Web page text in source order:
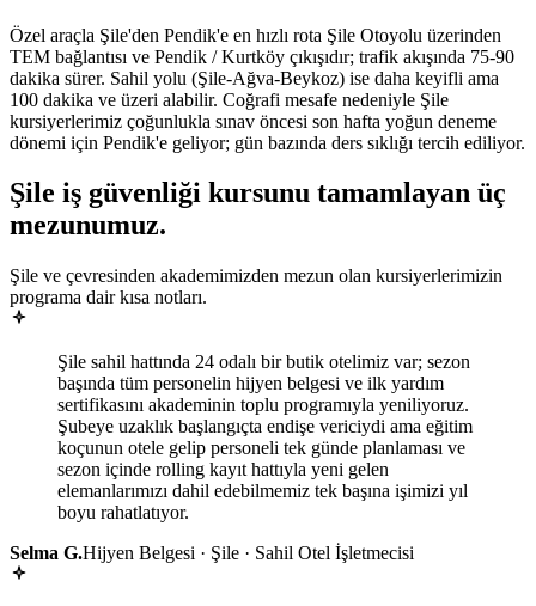
Özel araçla Şile'den Pendik'e en hızlı rota Şile Otoyolu üzerinden
TEM bağlantısı ve Pendik / Kurtköy çıkışıdır; trafik akışında 75-90
dakika sürer. Sahil yolu (Şile-Ağva-Beykoz) ise daha keyifli ama
100 dakika ve üzeri alabilir. Coğrafi mesafe nedeniyle Şile
kursiyerlerimiz çoğunlukla sınav öncesi son hafta yoğun deneme
dönemi için Pendik'e geliyor; gün bazında ders sıklığı tercih ediliyor.
Şile iş güvenliği kursunu tamamlayan üç
mezunumuz.
Şile ve çevresinden akademimizden mezun olan kursiyerlerimizin
programa dair kısa notları.
Şile sahil hattında 24 odalı bir butik otelimiz var; sezon
başında tüm personelin hijyen belgesi ve ilk yardım
sertifikasını akademinin toplu programıyla yeniliyoruz.
Şubeye uzaklık başlangıçta endişe vericiydi ama eğitim
koçunun otele gelip personeli tek günde planlaması ve
sezon içinde rolling kayıt hattıyla yeni gelen
elemanlarımızı dahil edebilmemiz tek başına işimizi yıl
boyu rahatlatıyor.
Selma G.Hijyen Belgesi · Şile · Sahil Otel İşletmecisi